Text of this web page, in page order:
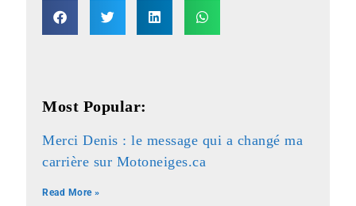
Most Popular:
Merci Denis : le message qui a changé ma
carrière sur Motoneiges.ca
Read More »